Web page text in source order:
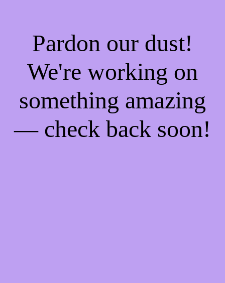
Pardon our dust!
We're working on
something amazing
— check back soon!